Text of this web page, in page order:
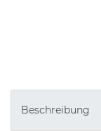
Beschreibung